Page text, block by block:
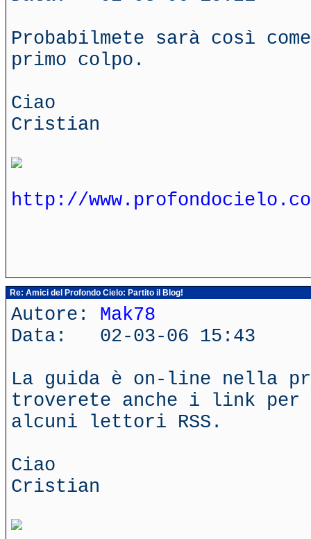
Probabilmete sarà così
primo colpo.
Ciao
Cristian
http://
Re: Amici del Profondo Cielo: Partito il Blog!
Autore: Mak78
Data: 02-03-06 15:43
La guida è on-line nella
troverete anche i link per
alcuni lettori RSS.
Ciao
Cristian